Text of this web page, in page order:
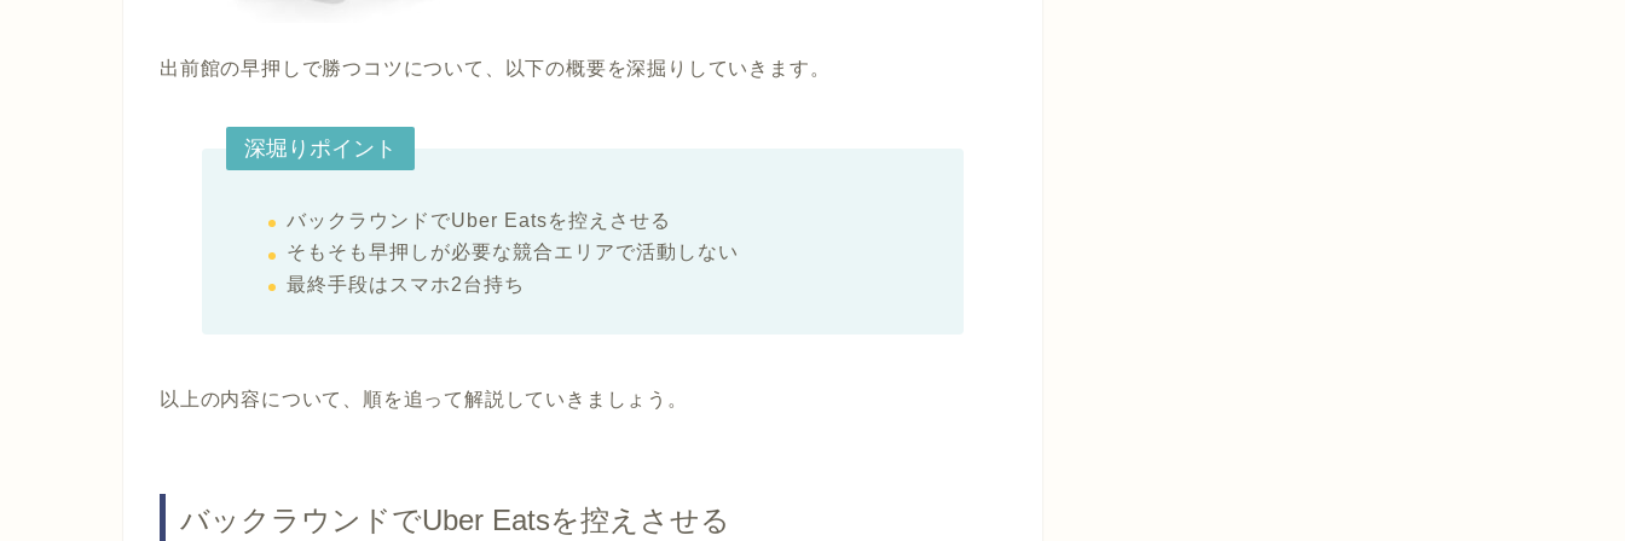
出前館の早押しで勝つコツについて、以下の概要を深掘りしていきます。
深堀りポイント
バックラウンドでUber Eatsを控えさせる
そもそも早押しが必要な競合エリアで活動しない
最終手段はスマホ2台持ち
以上の内容について、順を追って解説していきましょう。
バックラウンドでUber Eatsを控えさせる